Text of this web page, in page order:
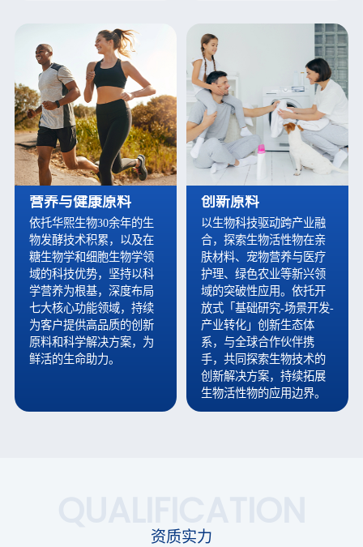
营养与健康原料
依托华熙生物30余年的生
物发酵技术积累，以及在
糖生物学和细胞生物学领
域的科技优势，坚持以科
学营养为根基，深度布局
七大核心功能领域，持续
为客户提供高品质的创新
原料和科学解决方案，为
鲜活的生命助力。
创新原料
以生物科技驱动跨产业融
合，探索生物活性物在亲
肤材料、宠物营养与医疗
护理、绿色农业等新兴领
域的突破性应用。依托开
放式「基础研究-场景开发-
产业转化」创新生态体
系，与全球合作伙伴携
手，共同探索生物技术的
创新解决方案，持续拓展
生物活性物的应用边界。
QUALIFICATION
资质实力